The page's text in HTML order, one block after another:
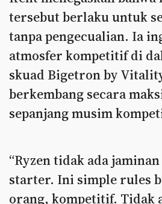
tersebut berlaku untuk
tanpa pengecualian. Ia
atmosfer kompetitif di
skuad Bigetron by
berkembang secara
sepanjang musim
“Ryzen tidak ada
starter. Ini simple rules
orang, kompetitif. Tidak